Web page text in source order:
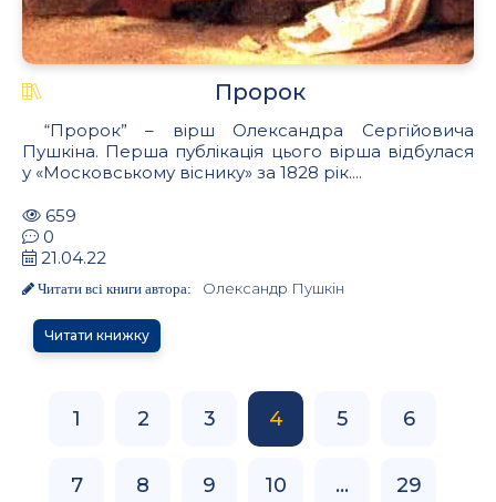
Пророк
“Пророк” – вірш Олександра Сергійовича
Пушкіна. Перша публікація цього вірша відбулася
у «Московському віснику» за 1828 рік....
659
0
21.04.22
Читати всі книги автора: Олександр Пушкін
Читати книжку
1 2 3 4 5 6
7 8 9 10 ... 29